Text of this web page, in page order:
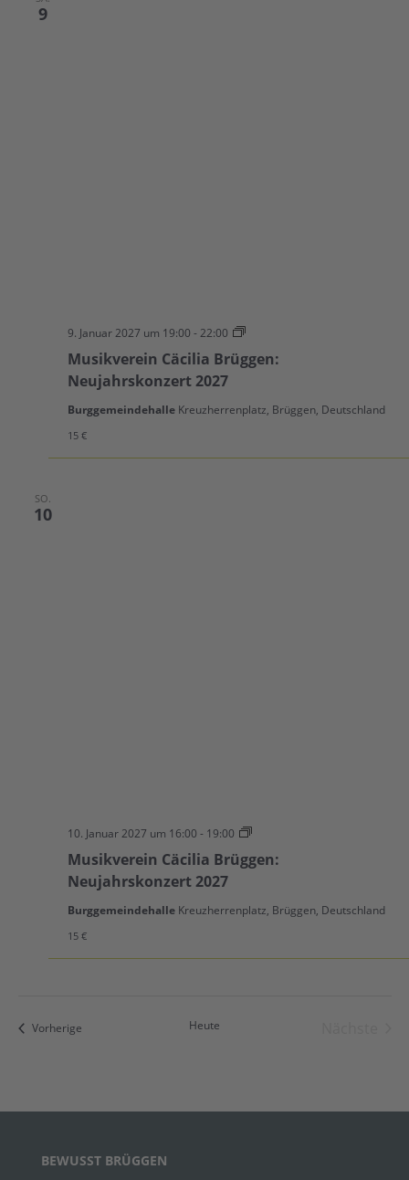
9
Musikverein Cäcilia Brüggen:
Neujahrskonzert 2027
9. Januar 2027 um 19:00 -22:00
Neujahrskonzert
Burggemeindehalle Kreuzherrenplatz, Brüggen, Deutschland
15 €
SO.
10
Musikverein Cäcilia Brüggen:
Neujahrskonzert 2027
10. Januar 2027 um 16:00 - 19:00
Neujahrskonzert
Burggemeindehalle Kreuzherrenplatz, Brüggen, Deutschland
15 €
VorherigeVeranstaltungen Heute
BEWUSST BRÜGGEN